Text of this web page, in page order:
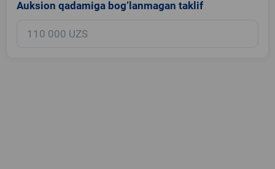
Auksion qadamiga bog‘lanmagan taklif